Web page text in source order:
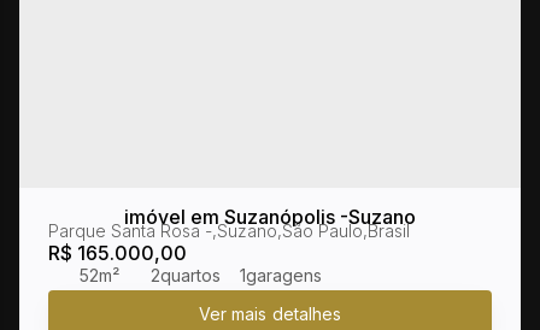
imóvel em Suzanópolis -Suzano
R$ 165.000,00
Parque Santa Rosa ,Suzano,São Paulo,Brasil
2
52m² 1